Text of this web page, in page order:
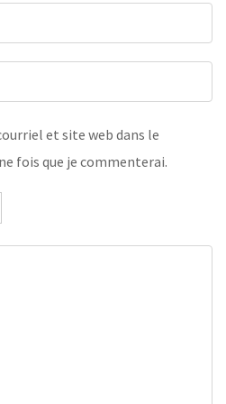
et site web dans le
fois que je commenterai.